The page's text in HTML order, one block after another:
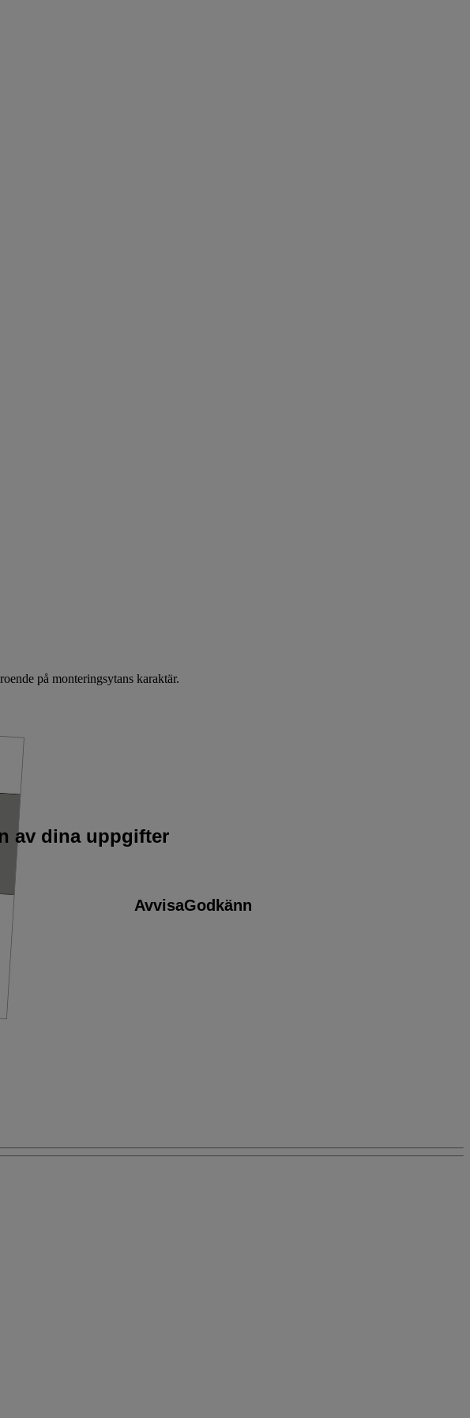
av dina uppgifter
AvvisaGodkänn
på monteringsytans karaktär.